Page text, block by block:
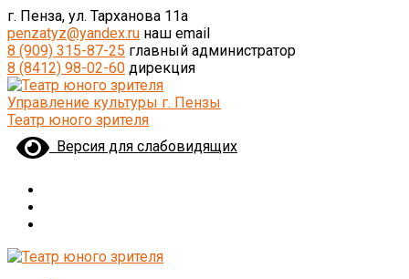
г. Пенза, ул. Тарханова 11а
penzatyz@yandex.ru наш email
8 (909) 315-87-25 главный администратор
8 (8412) 98-02-60 дирекция
Управление культуры г. Пензы
Театр юного зрителя
Версия для слабовидящих